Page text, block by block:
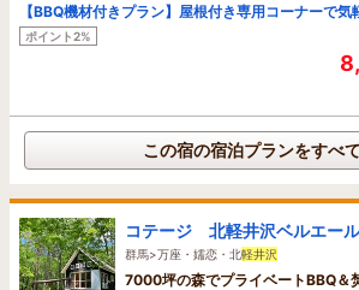
【BBQ機材付きプラン】屋根付き専用コーナーで気
ポイント2%
この宿の宿泊プランをすべ
コテージ 北軽井沢ベルエー
群馬>万座・嬬恋・北軽井沢
7000坪の森でプライベートBBQ＆